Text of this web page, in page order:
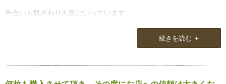
色合いも肌ざわりも気にいっています。
続きを読む +